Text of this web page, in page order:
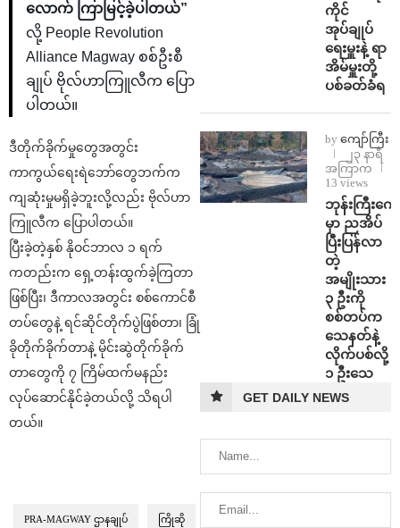
လောက် ကြာမြင့်ခဲ့ပါတယ်”
လို့ People Revolution
Alliance Magway စစ်ဦးစီ
ချုပ် ဗိုလ်ဟာကြူလီက ပြော
ပါတယ်။
ဒီတိုက်ခိုက်မှုတွေအတွင်း
ကာကွယ်ရေးရဲဘော်တွေဘက်က
ကျဆုံးမှုမရှိခဲ့ဘူးလို့လည်း ဗိုလ်ဟာ
ကြူလီက ပြောပါတယ်။
ပြီးခဲ့တဲ့နှစ် နိုဝင်ဘာလ ၁ ရက်
ကတည်းက ရှေ့တန်းထွက်ခဲ့ကြတာ
ဖြစ်ပြီး၊ ဒီကာလအတွင်း စစ်ကောင်စီ
တပ်တွေနဲ့ ရင်ဆိုင်တိုက်ပွဲဖြစ်တာ၊ ခြုံ
ခိုတိုက်ခိုက်တာနဲ့ မိုင်းဆွဲတိုက်ခိုက်
တာတွေကို ၇ ကြိမ်ထက်မနည်း
လုပ်ဆောင်နိုင်ခဲ့တယ်လို့ သိရပါ
တယ်။
PRA-MAGWAY ဌာနချုပ် ကြိုဆို
ကိုင်
အုပ်ချုပ်
ရေးမှူးနဲ့ ရာ
အိမ်မှူးတို့
ပစ်ခတ်ခံရ
by ကျော်ကြီး
၂၃ နာရီ
အကြာက
13 views
ဘုန်းကြီးကျ
မှာ ညအိပ်
ပြီးပြန်လာ
တဲ့
အမျိုးသား
၃ ဦးကို
စစ်တပ်က
သေနတ်နဲ့
လိုက်ပစ်လို့
၁ ဦးသေ
GET DAILY NEWS